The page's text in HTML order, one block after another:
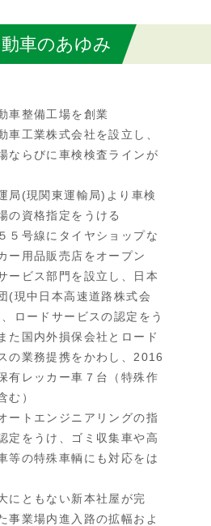
車のあゆみ
車整備工場を創業
車工業株式会社を設立し、
ならびに車検検査ラインが
局(現関東運輸局)より車検
の資格指定をうける
５号線にタイヤショップな
ー用品販売店をオープン
ービス部門を設立し、日本
(現中日本高速道路株式会
ロードサービスの認定をう
た国内外損保会社とロード
の業務提携をかわし、2016
有レッカー車７台（特殊作
む）
ートエンジニアリングの指
定をうけ、ゴミ収集車や高
等の特殊車輌にも対応をは
にともない新本社屋が完
事業場内進入路の拡幅およ